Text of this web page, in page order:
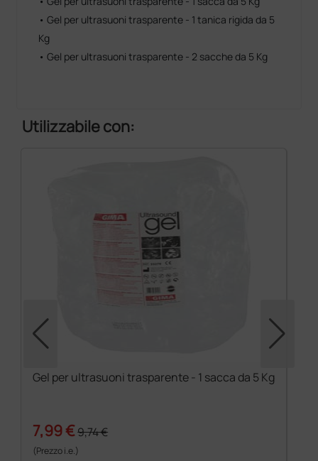
• Gel per ultrasuoni trasparente - 1 tanica rigida da 5
Kg
• Gel per ultrasuoni trasparente - 2 sacche da 5 Kg
Utilizzabile con:
Gel per ultrasuoni trasparente - 1 sacca da 5 Kg
7,99 €9,74 €
(Prezzo i.e.)